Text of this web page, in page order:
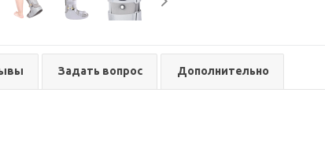
Задать вопрос Дополнительно